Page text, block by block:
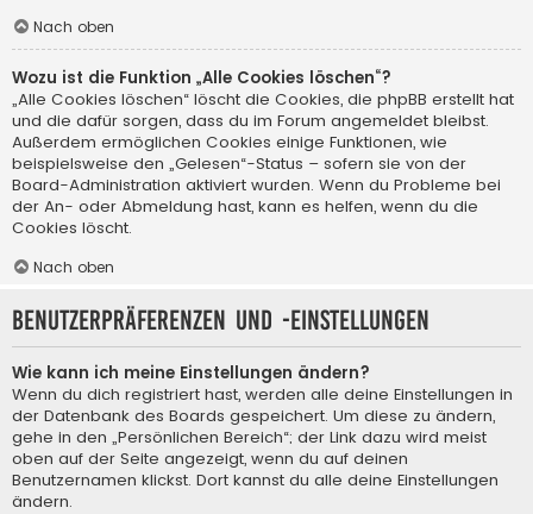
Nach oben
Wozu ist die Funktion „Alle Cookies löschen“?
„Alle Cookies löschen“ löscht die Cookies, die phpBB erstellt hat
und die dafür sorgen, dass du im Forum angemeldet bleibst.
Außerdem ermöglichen Cookies einige Funktionen, wie
beispielsweise den „Gelesen“-Status – sofern sie von der
Board-Administration aktiviert wurden. Wenn du Probleme bei
der An- oder Abmeldung hast, kann es helfen, wenn du die
Cookies löscht.
Nach oben
Benutzerpräferenzen und -einstellungen
Wie kann ich meine Einstellungen ändern?
Wenn du dich registriert hast, werden alle deine Einstellungen in
der Datenbank des Boards gespeichert. Um diese zu ändern,
gehe in den „Persönlichen Bereich“; der Link dazu wird meist
oben auf der Seite angezeigt, wenn du auf deinen
Benutzernamen klickst. Dort kannst du alle deine Einstellungen
ändern.